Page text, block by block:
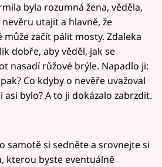
byla rozumná žena, věděla,
utajit a hlavně, že
může začít pálit mosty. Zdaleka
dobře, aby věděl, jak se
nasadí růžové brýle. Napadlo ji:
Co kdyby o nevěře uvažoval
asi bylo? A to ji dokázalo zabrzdit.
samotě si sedněte a srovnejte si
kterou byste eventuálně